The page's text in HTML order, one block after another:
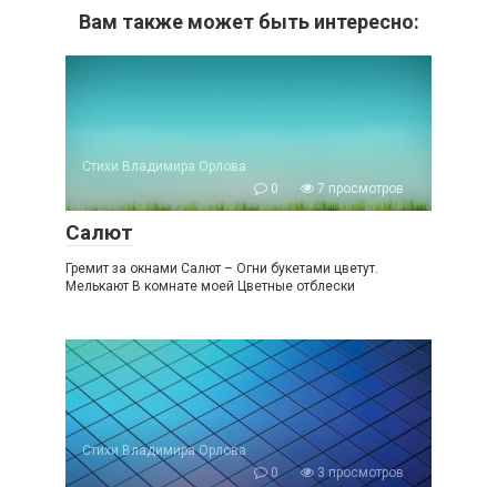
Вам также может быть интересно:
Стихи Владимира Орлова
0
7 просмотров
Салют
Гремит за окнами Салют – Огни букетами цветут.
Мелькают В комнате моей Цветные отблески
Стихи Владимира Орлова
0
3 просмотров